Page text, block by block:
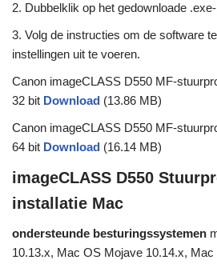
2. Dubbelklik op het gedownloade
3. Volg de instructies om de software
instellingen uit te voeren.
Canon imageCLASS D550 MF-
32 bit Download (13.86 MB)
Canon imageCLASS D550 MF-
64 bit Download (16.14 MB)
imageCLASS D550
installatie Mac
ondersteunde besturingssystemen
10.13.x, Mac OS Mojave 10.14.x,